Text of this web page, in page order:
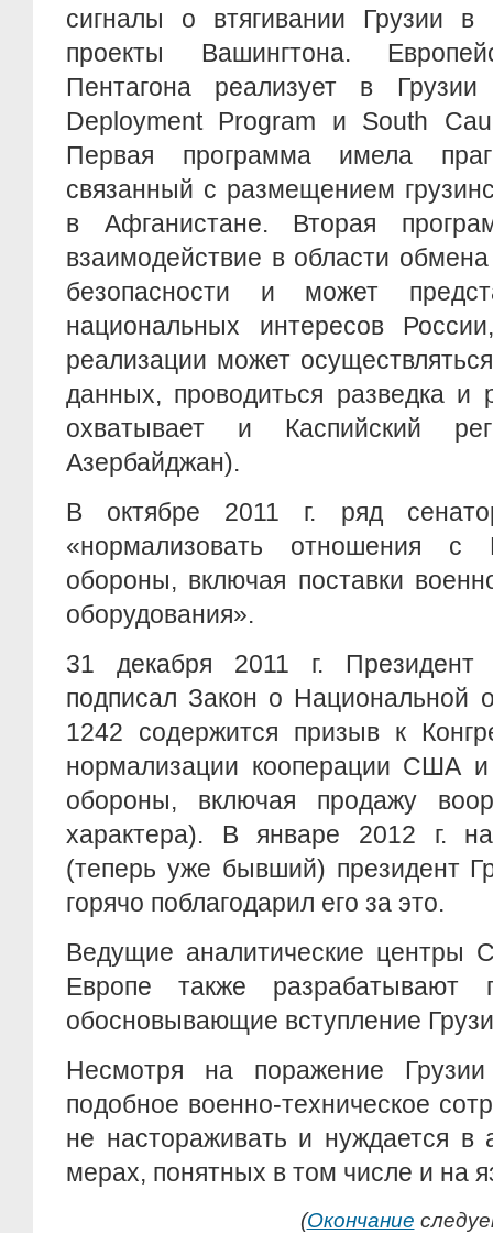
сигналы о втягивании Грузии в
проекты Вашингтона.
Пентагона реализует в
Deployment Program и South
Первая программа имела
связанный с размещением
в Афганистане. Вторая
взаимодействие в области
безопасности и может
национальных интересов
реализации может
данных, проводиться разведка и
охватывает и Каспийский
Азербайджан).
В октябре 2011 г. ряд
«нормализовать отношения с
обороны, включая поставки
оборудования».
31 декабря 2011 г.
подписал Закон о Национальной
1242 содержится призыв к
нормализации кооперации США
обороны, включая продажу
характера). В январе 2012 г.
(теперь уже бывший) президент
горячо поблагодарил его за это.
Ведущие аналитические
Европе также
обосновывающие вступление
Несмотря на поражение
подобное военно-техническое
не настораживать и нуждается в
мерах, понятных в том числе и на
(Окончание